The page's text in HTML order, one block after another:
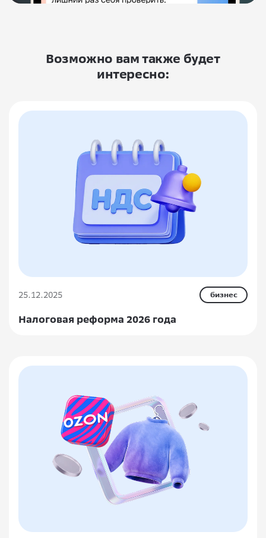
Возможно вам также будет
интересно:
25.12.2025 бизнес
Налоговая реформа 2026 года